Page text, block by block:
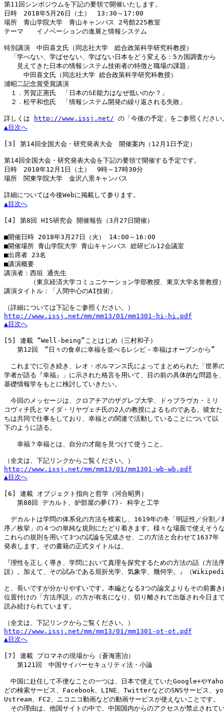
第11回シンポジウムを下記の要領で開催いたします。
日時　2018年5月26日（土）　13:30～17:00
場所　青山学院大学　青山キャンパス 2号館225教室
テーマ　　イノベーションの進展と情報システム
特別講演　中田喜文氏（同志社大学　総合政策科学研究科教授）
「学べない、学ばせない、学ばない日本をどう変える：5カ国調査から
見えてきた日本の情報システム技術者の特徴と職場の課題」
中田喜文氏（同志社大学 総合政策科学研究科教授）
浦昭二記念賞受賞講演
１．芳賀正憲氏　「日本のSE能力はなぜ低いのか？」
２．松平和也氏　「情報システム開発の繰り返される失敗」
詳しくは
http://www.issj.net/
▲目次へ
[3] 第14回全国大会・研究発表大会　開催案内（12月1日予定）
第14回全国大会・研究発表大会を下記の要領で開催する予定です。
日時　2018年12月1日（土）　9時～17時30分
場所　関東学院大学　金沢八景キャンパス
▲目次へ
[4] 第8回 HIS研究会 開催報告（3月27日開催）
■開催日時 2018年3月27日（火） 14:00～16:00
■開催場所 青山学院大学 青山キャンパス 総研ビル12会議室
■出席者 23名
■講演概要
講演者：西垣 通先生
（東京経済大学コミュニケーション学部教授、東京大学名誉教授
講演タイトル：「人間中心のAI技術」
http://www.issj.net/mm/mm13/01/mm1301-hi-hi.pdf
▲目次へ
[5]
連載 “Well-being”ことはじめ（三村和子）
第12回　“日々の食卓に幸福を並べるレシピ－幸福はオーブンから”
これまでに引き続き、レオ・ボルマンス氏によってまとめられた「世界
学者が語る『幸福』」に示された格言を用いて、目の前の具体的な問題を
基礎情報学をもとに検討していきたい。
今回のメッセージは、クロアチアのザグレブ大学、ドゥブラヴカ・ミリ
コヴィチ氏とマイダ・リヤヴェチ氏の2人の教授によるものである。彼女た
ちは共同で仕事をしており、幸福との関連で活動していることについて以
下のように語る。
幸福？幸福とは、自分の才能を見つけて使うこと。
http://www.issj.net/mm/mm13/01/mm1301-wb-wb.pdf
▲目次へ
[6]
連載 オブジェクト指向と哲学（河合昭男）
第88回 デカルト、炉部屋の夢(7)- 科学と工学
デカルトは学問の体系化の方法を模索し、1619年の冬「明証性／分割／
序／枚挙」の４つの単純な規則にたどり着きます。様々な場面で使えそう
これらの規則を用いて3つの試論を完成させ、この方法と合わせて1637年
発表します。その書籍の正式タイトルは、
『理性を正しく導き、学問において真理を探究するための方法の話（方法
説）。加えて、その試みである屈折光学、気象学、幾何学。』（
と、長いですが分かりやすいです。本編となる3つの論文よりもその前書き
位置付けの「方法序説」の方が有名になり、切り離されて出版され今日ま
読み続けられています。
http://www.issj.net/mm/mm13/01/mm1301-ot-ot.pdf
▲目次へ
[7]
連載 プロマネの現場から（蒼海憲治）
第121回　中国サイバーセキュリティ法・小論
中国に赴任して不便なことの一つは、日本で使えていたGoogle+や
どの検索サービス、Facebook、LINE、TwitterなどのSNSサービス、
Ustream、FC2、ニコニコ動画などの動画サービスが使えないことです。
その理由は、他国サイトの中で、中国国内からのアクセスが禁止されて